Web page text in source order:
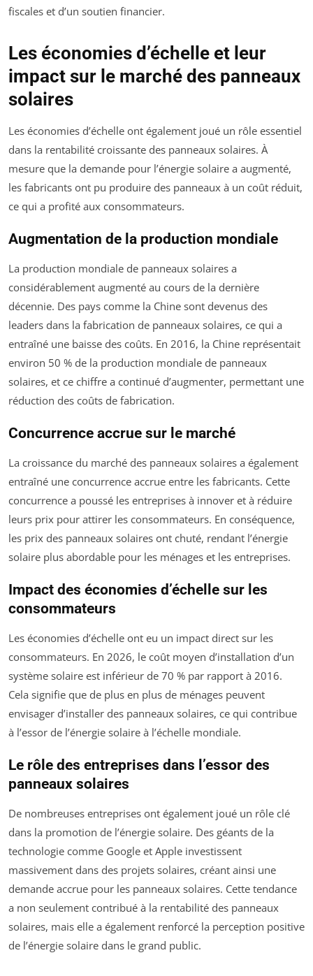
fiscales et d’un soutien financier.
Les économies d’échelle et leur
impact sur le marché des panneaux
solaires
Les économies d’échelle ont également joué un rôle essentiel
dans la rentabilité croissante des panneaux solaires. À
mesure que la demande pour l’énergie solaire a augmenté,
les fabricants ont pu produire des panneaux à un coût réduit,
ce qui a profité aux consommateurs.
Augmentation de la production mondiale
La production mondiale de panneaux solaires a
considérablement augmenté au cours de la dernière
décennie. Des pays comme la Chine sont devenus des
leaders dans la fabrication de panneaux solaires, ce qui a
entraîné une baisse des coûts. En 2016, la Chine représentait
environ 50 % de la production mondiale de panneaux
solaires, et ce chiffre a continué d’augmenter, permettant une
réduction des coûts de fabrication.
Concurrence accrue sur le marché
La croissance du marché des panneaux solaires a également
entraîné une concurrence accrue entre les fabricants. Cette
concurrence a poussé les entreprises à innover et à réduire
leurs prix pour attirer les consommateurs. En conséquence,
les prix des panneaux solaires ont chuté, rendant l’énergie
solaire plus abordable pour les ménages et les entreprises.
Impact des économies d’échelle sur les
consommateurs
Les économies d’échelle ont eu un impact direct sur les
consommateurs. En 2026, le coût moyen d’installation d’un
système solaire est inférieur de 70 % par rapport à 2016.
Cela signifie que de plus en plus de ménages peuvent
envisager d’installer des panneaux solaires, ce qui contribue
à l’essor de l’énergie solaire à l’échelle mondiale.
Le rôle des entreprises dans l’essor des
panneaux solaires
De nombreuses entreprises ont également joué un rôle clé
dans la promotion de l’énergie solaire. Des géants de la
technologie comme Google et Apple investissent
massivement dans des projets solaires, créant ainsi une
demande accrue pour les panneaux solaires. Cette tendance
a non seulement contribué à la rentabilité des panneaux
solaires, mais elle a également renforcé la perception positive
de l’énergie solaire dans le grand public.